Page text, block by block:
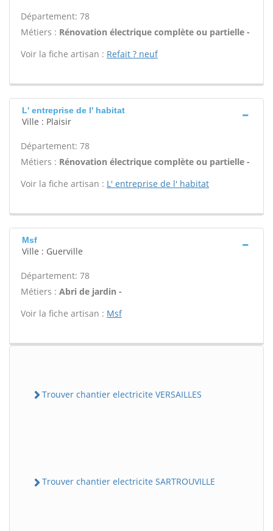
Département: 78
Métiers : Rénovation électrique complète ou partielle -
Voir la fiche artisan : Refait ? neuf
L' entreprise de l' habitat
Ville : Plaisir
Département: 78
Métiers : Rénovation électrique complète ou partielle -
Voir la fiche artisan : L' entreprise de l' habitat
Msf
Ville : Guerville
Département: 78
Métiers : Abri de jardin -
Voir la fiche artisan : Msf
Trouver chantier electricite VERSAILLES
Trouver chantier electricite SARTROUVILLE